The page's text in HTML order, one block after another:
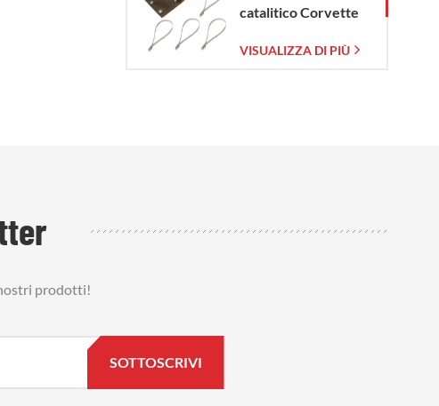
catalitico Corvette
VISUALIZZA DI PIÙ
prodotti!